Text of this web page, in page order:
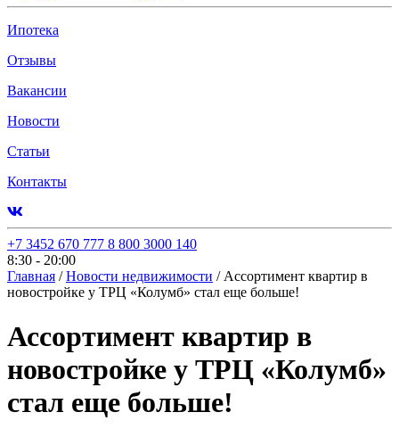
Ипотека
Отзывы
Вакансии
Новости
Статьи
Контакты
+7 3452 670 777 8 800 3000 140
8:30 - 20:00
Главная / Новости недвижимости / Ассортимент квартир в
новостройке у ТРЦ «Колумб» стал еще больше!
Ассортимент квартир в
новостройке у ТРЦ «Колумб»
стал еще больше!